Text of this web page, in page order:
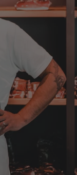
durch die
sind es
nicht so
7.8.2026
-
7.8.2026